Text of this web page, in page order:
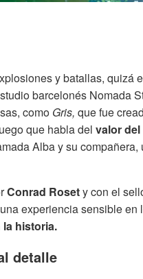
y batallas, quizá
barcelonés Nomada
como Gris, que fue
que habla del valor
Alba y su
Conrad Rosety con el
experiencia sensible en
historia.
detalle